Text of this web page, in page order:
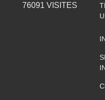
76091 VISITES